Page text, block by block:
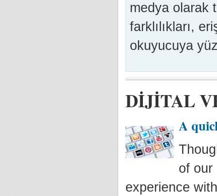
medya olarak
farklılıkları,
okuyucuya
DİJİTAL
A
of our
experience